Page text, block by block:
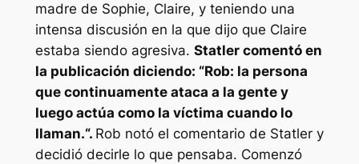
madre de Sophie, Claire, y teniendo una
intensa discusión en la que dijo que Claire
estaba siendo agresiva. Statler comentó en
la publicación diciendo: “Rob: la persona
que continuamente ataca a la gente y
luego actúa como la víctima cuando lo
llaman.“. Rob notó el comentario de Statler y
decidió decirle lo que pensaba. Comenzó